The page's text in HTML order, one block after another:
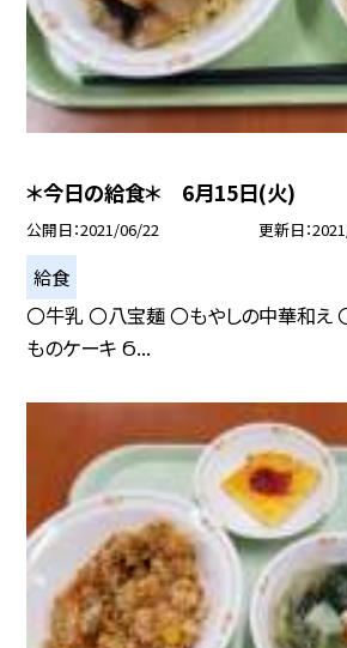
＊今日の給食＊ 6月15日(火)
公開日 2021/06/22 更新日
給食
〇牛乳 〇八宝麺 〇もやしの中華和え
ものケーキ Ϭ...